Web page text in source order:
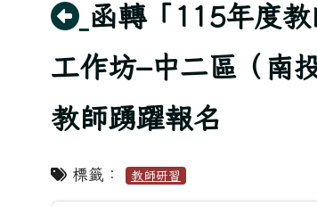
回上頁
函轉「115年度
工作坊–中二區（南
教師踴躍報名
標籤： 教師研習